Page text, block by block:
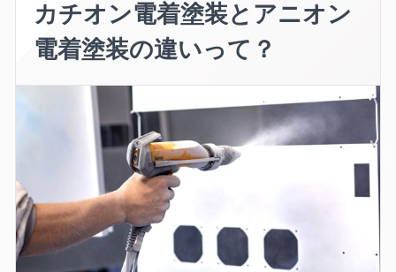
カチオン電着塗装とアニオン
電着塗装の違いって？